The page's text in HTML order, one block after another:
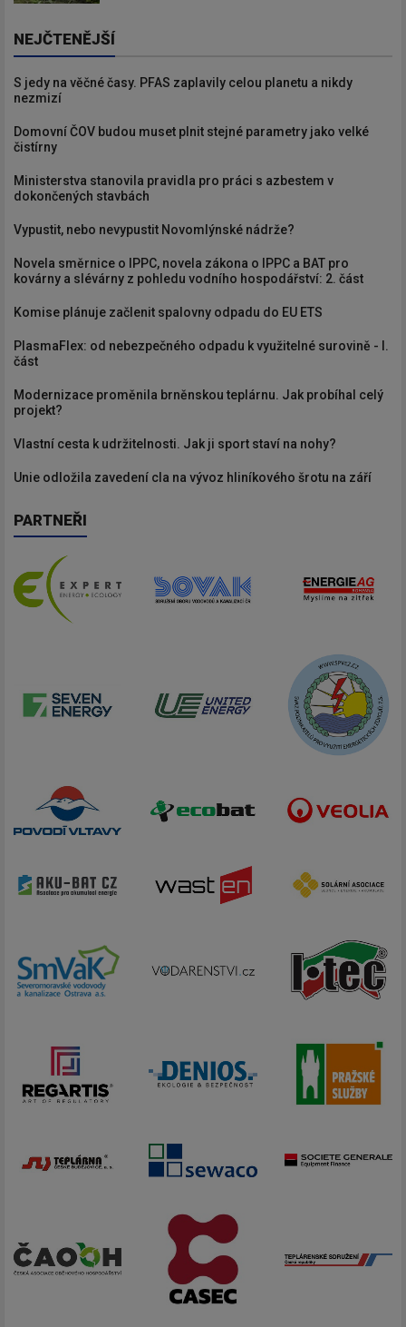
NEJČTENĚJŠÍ
S jedy na věčné časy. PFAS zaplavily celou planetu a nikdy
nezmizí
Domovní ČOV budou muset plnit stejné parametry jako velké
čistírny
Ministerstva stanovila pravidla pro práci s azbestem v
dokončených stavbách
Vypustit, nebo nevypustit Novomlýnské nádrže?
Novela směrnice o IPPC, novela zákona o IPPC a BAT pro
kovárny a slévárny z pohledu vodního hospodářství: 2. část
Komise plánuje začlenit spalovny odpadu do EU ETS
PlasmaFlex: od nebezpečného odpadu k využitelné surovině - I.
část
Modernizace proměnila brněnskou teplárnu. Jak probíhal celý
projekt?
Vlastní cesta k udržitelnosti. Jak ji sport staví na nohy?
Unie odložila zavedení cla na vývoz hliníkového šrotu na září
PARTNEŘI